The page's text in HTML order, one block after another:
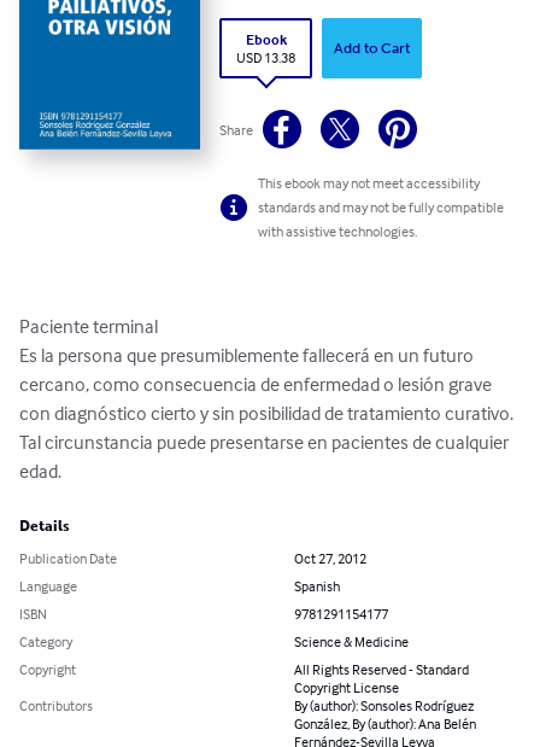
Ebook
USD 13.38
Add to Cart
Share
This ebook may not meet accessibility
standards and may not be fully compatible
with assistive technologies.
Paciente terminal
Es la persona que presumiblemente fallecerá en un futuro
cercano, como consecuencia de enfermedad o lesión grave
con diagnóstico cierto y sin posibilidad de tratamiento curativo.
Tal circunstancia puede presentarse en pacientes de cualquier
edad.
Details
Publication Date
Oct 27, 2012
Language
Spanish
ISBN
9781291154177
Category
Science & Medicine
Copyright
All Rights Reserved - Standard
Copyright License
Contributors
By (author): Sonsoles Rodríguez
González, By (author): Ana Belén
Fernández-Sevilla Leyva